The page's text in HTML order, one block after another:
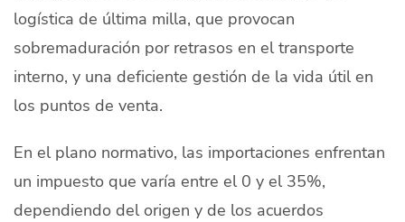
logística de última milla, que provocan
sobremaduración por retrasos en el transporte
interno, y una deficiente gestión de la vida útil en
los puntos de venta.
En el plano normativo, las importaciones enfrentan
un impuesto que varía entre el 0 y el 35%,
dependiendo del origen y de los acuerdos